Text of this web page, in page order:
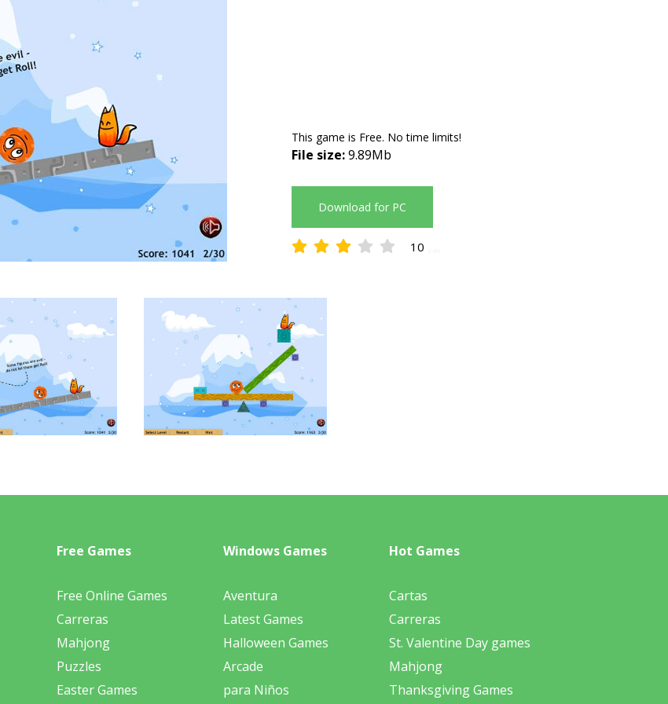
This game is Free. No time limits!
File size:9.89Mb
Download for PC
10
Free Games
Free Online Games
Carreras
Mahjong
Puzzles
Easter Games
Windows Games
Aventura
Latest Games
Halloween Games
Arcade
para Niños
Hot Games
Cartas
Carreras
St. Valentine Day games
Mahjong
Thanksgiving Games